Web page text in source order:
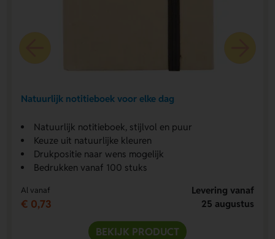
Natuurlijk notitieboek voor elke dag
Natuurlijk notitieboek, stijlvol en puur
Keuze uit natuurlijke kleuren
Drukpositie naar wens mogelijk
Bedrukken vanaf 100 stuks
Al vanaf
€ 0,73
Levering vanaf
25 augustus
BEKIJK PRODUCT